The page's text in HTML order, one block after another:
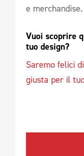
e merchandise.
Vuoi scoprire
tuo design?
Saremo felici
giusta per il